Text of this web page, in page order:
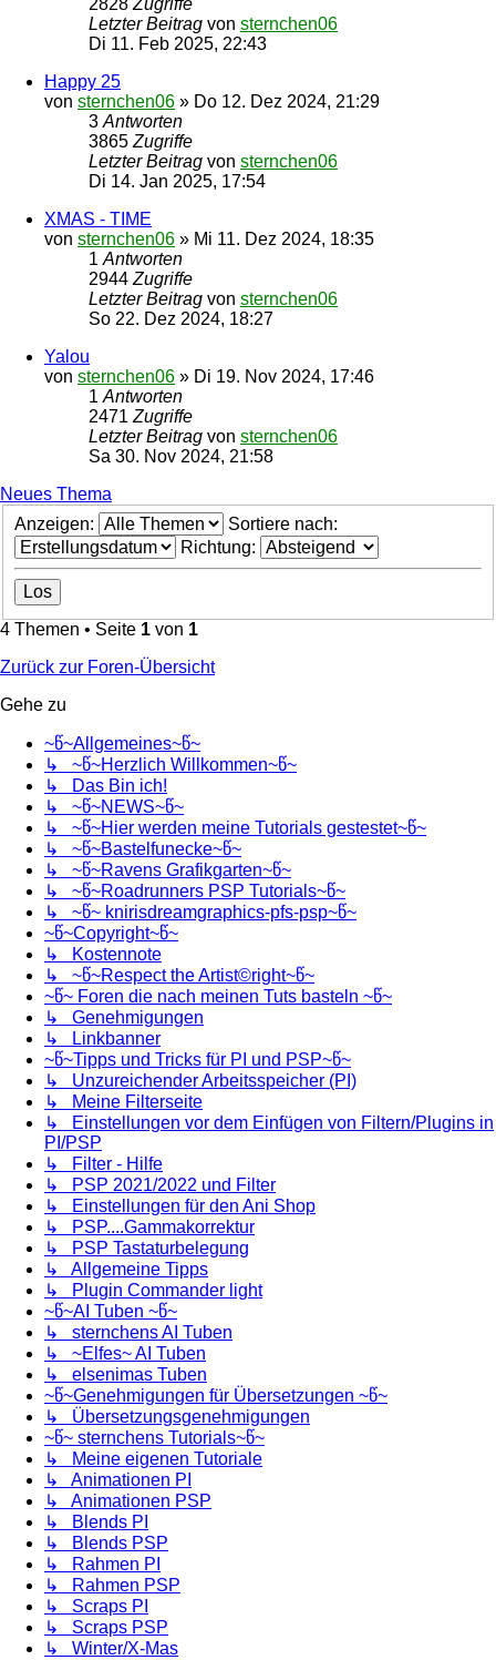
2828 Zugriffe
Letzter Beitrag von sternchen06
Di 11. Feb 2025, 22:43
Happy 25
von sternchen06 » Do 12. Dez 2024, 21:29
3 Antworten
3865 Zugriffe
Letzter Beitrag von sternchen06
Di 14. Jan 2025, 17:54
XMAS - TIME
von sternchen06 » Mi 11. Dez 2024, 18:35
1 Antworten
2944 Zugriffe
Letzter Beitrag von sternchen06
So 22. Dez 2024, 18:27
Yalou
von sternchen06 » Di 19. Nov 2024, 17:46
1 Antworten
2471 Zugriffe
Letzter Beitrag von sternchen06
Sa 30. Nov 2024, 21:58
Neues Thema
Anzeigen:
Sortiere nach:
Richtung:
4 Themen • Seite 1 von 1
Zurück zur Foren-Übersicht
Gehe zu
~წ~Allgemeines~წ~
↳ ~წ~Herzlich Willkommen~წ~
↳ Das Bin ich!
↳ ~წ~NEWS~წ~
↳ ~წ~Hier werden meine Tutorials gestestet~წ~
↳ ~წ~Bastelfunecke~წ~
↳ ~წ~Ravens Grafikgarten~წ~
↳ ~წ~Roadrunners PSP Tutorials~წ~
↳ ~წ~ knirisdreamgraphics-pfs-psp~წ~
~წ~Copyright~წ~
↳ Kostennote
↳ ~წ~Respect the Artist©right~წ~
~წ~ Foren die nach meinen Tuts basteln ~წ~
↳ Genehmigungen
↳ Linkbanner
~წ~Tipps und Tricks für PI und PSP~წ~
↳ Unzureichender Arbeitsspeicher (PI)
↳ Meine Filterseite
↳ Einstellungen vor dem Einfügen von Filtern/Plugins in
PI/PSP
↳ Filter - Hilfe
↳ PSP 2021/2022 und Filter
↳ Einstellungen für den Ani Shop
↳ PSP....Gammakorrektur
↳ PSP Tastaturbelegung
↳ Allgemeine Tipps
↳ Plugin Commander light
~წ~AI Tuben ~წ~
↳ sternchens AI Tuben
↳ ~Elfes~ AI Tuben
↳ elsenimas Tuben
~წ~Genehmigungen für Übersetzungen ~წ~
↳ Übersetzungsgenehmigungen
~წ~ sternchens Tutorials~წ~
↳ Meine eigenen Tutoriale
↳ Animationen PI
↳ Animationen PSP
↳ Blends PI
↳ Blends PSP
↳ Rahmen PI
↳ Rahmen PSP
↳ Scraps PI
↳ Scraps PSP
↳ Winter/X-Mas